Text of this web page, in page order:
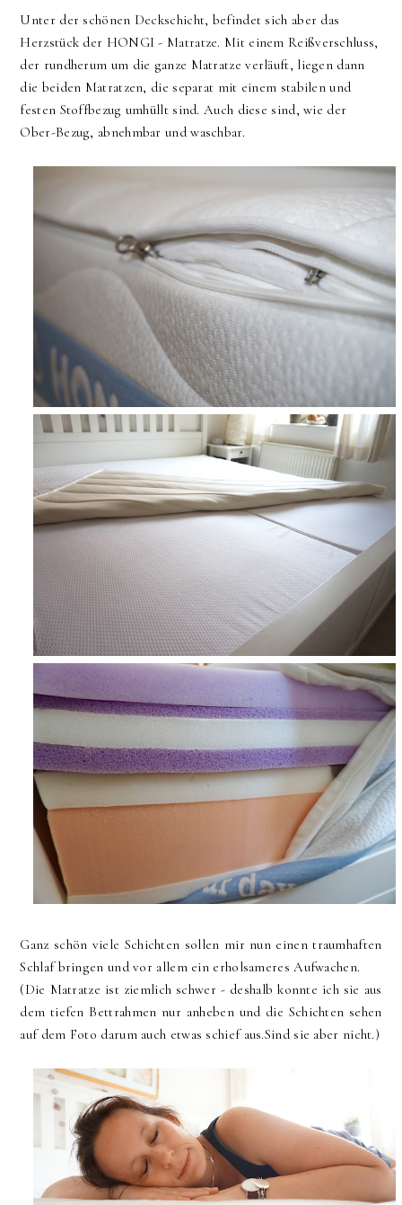
Unter der schönen Deckschicht, befindet sich aber das
Herzstück der HONGI - Matratze. Mit einem Reißverschluss,
der rundherum um die ganze Matratze verläuft, liegen dann
die beiden Matratzen, die separat mit einem stabilen und
festen Stoffbezug umhüllt sind. Auch diese sind, wie der
Ober-Bezug, abnehmbar und waschbar.
Ganz schön viele Schichten sollen mir nun einen traumhaften
Schlaf bringen und vor allem ein erholsameres Aufwachen.
(Die Matratze ist ziemlich schwer - deshalb konnte ich sie aus
dem tiefen Bettrahmen nur anheben und die Schichten sehen
auf dem Foto darum auch etwas schief aus.Sind sie aber nicht.)